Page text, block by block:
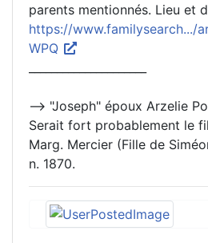
parents mentionnés. Lieu et
https://www.familysearch.../
WPQ
--> "Joseph" époux Arzelie
Serait fort probablement le
Marg. Mercier (Fille de
n. 1870.